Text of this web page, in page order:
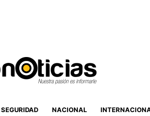
SEGURIDAD NACIONAL